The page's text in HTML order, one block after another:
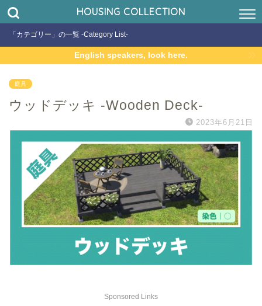
HOUSING COLLECTION
「カテゴリー」の一覧 -Category List-
English speakers, look here.
庭具
ウッドデッキ -Wooden Deck-
2023年6月21日
Sponsored Links